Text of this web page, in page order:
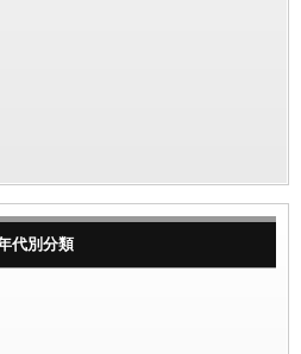
代別分類